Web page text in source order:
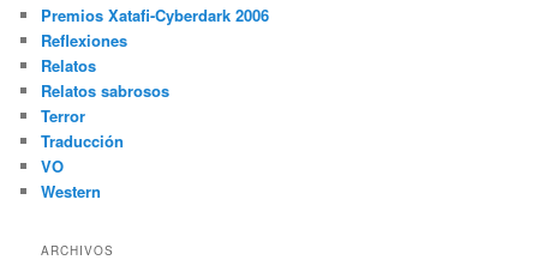
Premios Xatafi-Cyberdark 2006
Reflexiones
Relatos
Relatos sabrosos
Terror
Traducción
VO
Western
ARCHIVOS